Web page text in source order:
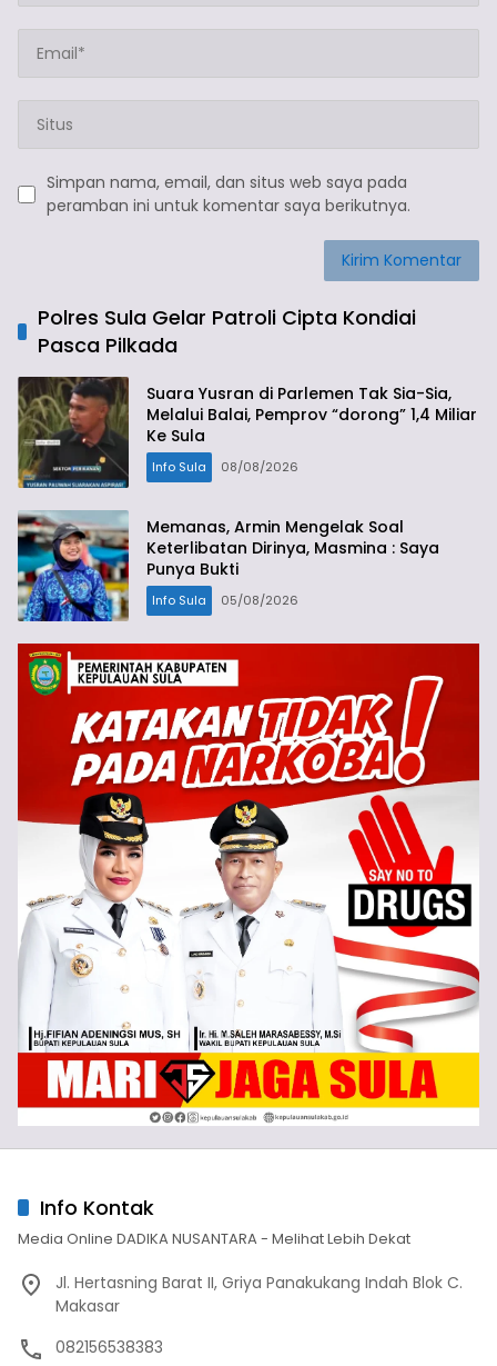
Simpan nama, email, dan situs web saya pada
peramban ini untuk komentar saya berikutnya.
Polres Sula Gelar Patroli Cipta Kondiai
Pasca Pilkada
Suara Yusran di Parlemen Tak Sia-Sia,
Melalui Balai, Pemprov “dorong” 1,4 Miliar
Ke Sula
Info Sula 08/08/2026
Memanas, Armin Mengelak Soal
Keterlibatan Dirinya, Masmina : Saya
Punya Bukti
Info Sula 05/08/2026
Info Kontak
Media Online DADIKA NUSANTARA - Melihat Lebih Dekat
Jl. Hertasning Barat II, Griya Panakukang Indah Blok C.
Makasar
082156538383